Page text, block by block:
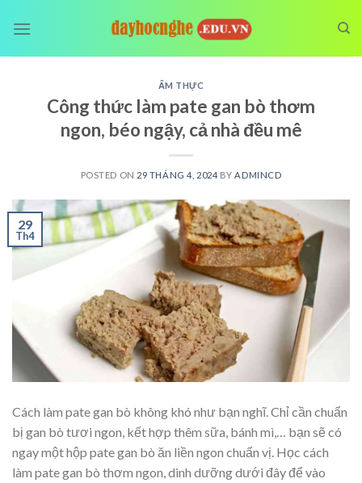
ẨM THỰC
Công thức làm pate gan bò thơm
ngon, béo ngậy, cả nhà đều mê
POSTED ON 29 THÁNG 4, 2024 BY ADMINCD
29
Th4
Cách làm pate gan bò không khó như bạn nghĩ. Chỉ cần chuẩn
bị gan bò tươi ngon, kết hợp thêm sữa, bánh mì,… bạn sẽ có
ngay một hộp pate gan bò ăn liền ngon chuẩn vị. Học cách
làm pate gan bò thơm ngon, dinh dưỡng dưới đây để vào